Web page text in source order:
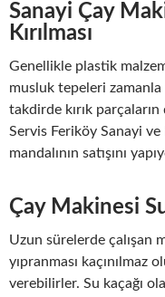
Sanayi Çay
Kırılması
Genellikle plastik
musluk tepeleri
takdirde kırık parçaların
Servis Feriköy Sanayi
mandalının satışını
Çay Makinesi
Uzun sürelerde çalışan
yıpranması kaçınılmaz
verebilirler. Su kaçağı